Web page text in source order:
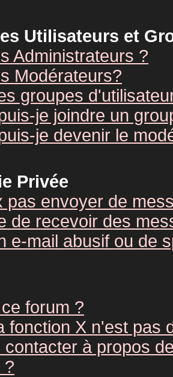
Utilisateurs et
Administrateurs ?
Modérateurs?
groupes
je joindre un
je devenir le
Privée
pas envoyer de
de recevoir des
e-mail abusif ou de
forum ?
fonction X n'est pas
contacter à propos
?